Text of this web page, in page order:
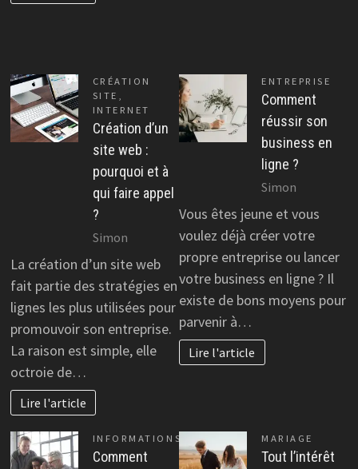
CRÉATION
SITE ,
INTERNET
Création d’un
site web :
pourquoi et à
qui faire appel
?
Simon
La création d’un site web
fait partie des stratégies en
lignes les plus utilisées pour
promouvoir son entreprise.
La raison est simple, elle
octroie de…
Lire l'article
ENTREPRISE
Comment
réussir son
business en
ligne ?
Simon
Vous êtes jeune et vous
voulez déjà créer votre
propre entreprise ou lancer
votre business en ligne ? Il
existe de bons moyens pour
parvenir à…
Lire l'article
INFORMATIONS
Comment
MARIAGE
Tout l’intérêt